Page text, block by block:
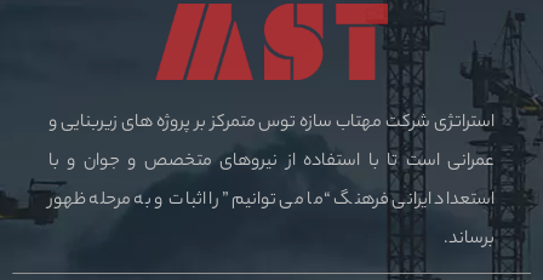
استراتژی شرکت مهتاب سازه توس متمرکز بر پروژه های زیربنایی و
عمرانی است تا با استفاده از نیروهای متخصص و جوان و با
استعداد ایرانی فرهنگ “ما می توانیم” را اثبات و به مرحله ظهور
برساند.